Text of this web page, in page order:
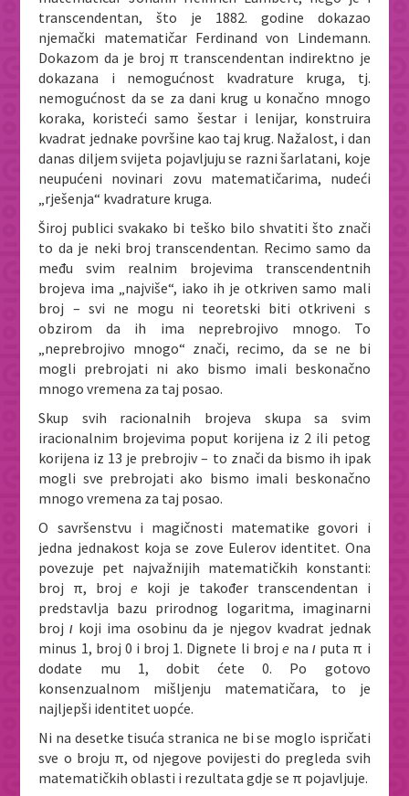
transcendentan, što je 1882. godine dokazao
njemački matematičar Ferdinand von Lindemann.
Dokazom da je broj π transcendentan indirektno je
dokazana i nemogućnost kvadrature kruga, tj.
nemogućnost da se za dani krug u konačno mnogo
koraka, koristeći samo šestar i lenijar, konstruira
kvadrat jednake površine kao taj krug. Nažalost, i dan
danas diljem svijeta pojavljuju se razni šarlatani, koje
neupućeni novinari zovu matematičarima, nudeći
„rješenja“ kvadrature kruga.
Široj publici svakako bi teško bilo shvatiti što znači
to da je neki broj transcendentan. Recimo samo da
među svim realnim brojevima transcendentnih
brojeva ima „najviše“, iako ih je otkriven samo mali
broj – svi ne mogu ni teoretski biti otkriveni s
obzirom da ih ima neprebrojivo mnogo. To
„neprebrojivo mnogo“ znači, recimo, da se ne bi
mogli prebrojati ni ako bismo imali beskonačno
mnogo vremena za taj posao.
Skup svih racionalnih brojeva skupa sa svim
iracionalnim brojevima poput korijena iz 2 ili petog
korijena iz 13 je prebrojiv – to znači da bismo ih ipak
mogli sve prebrojati ako bismo imali beskonačno
mnogo vremena za taj posao.
O savršenstvu i magičnosti matematike govori i
jedna jednakost koja se zove Eulerov identitet. Ona
povezuje pet najvažnijih matematičkih konstanti:
broj π, broje koji je također transcendentan i
predstavlja bazu prirodnog logaritma, imaginarni
brojι koji ima osobinu da je njegov kvadrat jednak
minus 1, broj 0 i broj 1. Dignete li broj e naι puta π i
dodate mu 1, dobit ćete 0. Po gotovo
konsenzualnom mišljenju matematičara, to je
najljepši identitet uopće.
Ni na desetke tisuća stranica ne bi se moglo ispričati
sve o broju π, od njegove povijesti do pregleda svih
matematičkih oblasti i rezultata gdje se π pojavljuje.